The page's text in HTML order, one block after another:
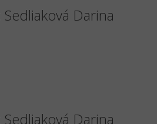
Darina
Darina